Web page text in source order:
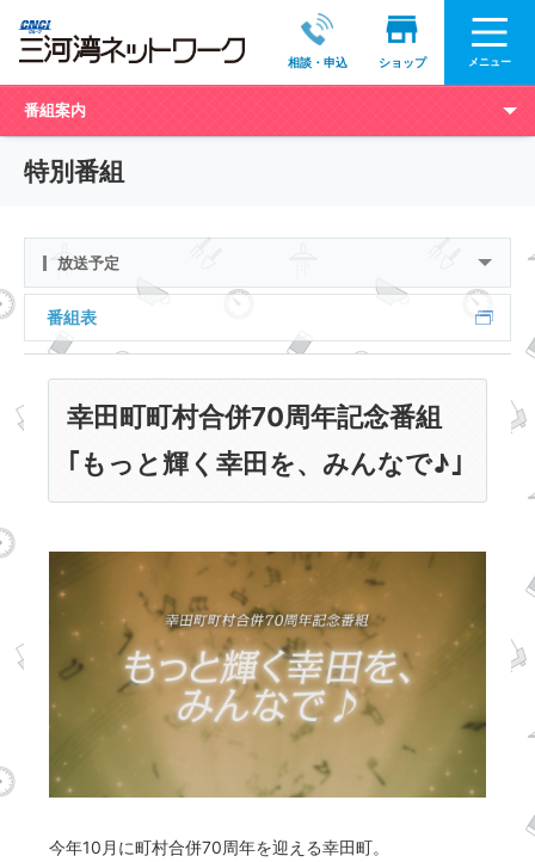
相談・申込 ショップ メニュー
番組案内
特別番組
放送予定
番組表
幸田町町村合併70周年記念番組
｢もっと輝く幸田を、みんなで♪｣
今年10月に町村合併70周年を迎える幸田町。